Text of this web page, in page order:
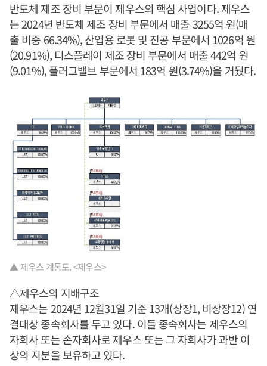
반도체 제조 장비 부문이 제우스의 핵심 사업이다. 제우스
는 2024년 반도체 제조 장비 부문에서 매출 3255억 원(매
출 비중 66.34%), 산업용 로봇 및 진공 부문에서 1026억 원
(20.91%), 디스플레이 제조 장비 부문에서 매출 442억 원
(9.01%), 플러그밸브 부문에서 183억 원(3.74%)을 거뒀다.
▲ 제우스 계통도. <제우스>
△제우스의 지배구조
제우스는 2024년 12월31일 기준 13개(상장1, 비상장12) 연
결대상 종속회사를 두고 있다. 이들 종속회사는 제우스의
자회사 또는 손자회사로 제우스 또는 그 자회사가 과반 이
상의 지분을 보유하고 있다.